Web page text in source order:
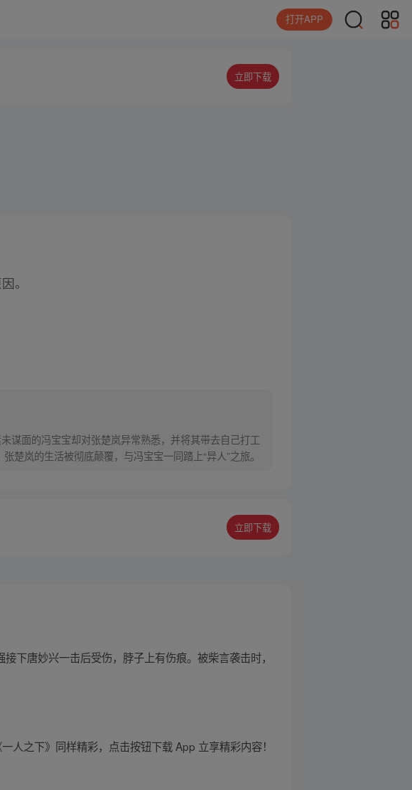
打开APP
立即下载
。
谋面的冯宝宝却对张楚岚异常熟悉，并将其带去自己打工
楚岚的生活被彻底颠覆，与冯宝宝一同踏上“异人”之旅。
立即下载
下唐妙兴一击后受伤，脖子上有伤痕。被柴言袭击时，
之下》同样精彩，点击按钮下载 App 立享精彩内容！